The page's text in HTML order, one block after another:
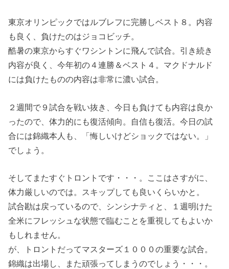
東京オリンピックではルブレフに完勝しベスト８。内容
も良く、負けたのはジョコビッチ。
酷暑の東京からすぐワシントンに飛んで試合。引き続き
内容が良く、今年初の４連勝＆ベスト４。マクドナルド
には負けたものの内容は非常に濃い試合。
２週間で９試合を戦い抜き、今日も負けても内容は良か
ったので、体力的にも復活傾向。自信も復活。今日の試
合には錦織本人も、「悔しいけどショックではない。」
でしょう。
そしてまたすぐトロントです・・・。ここはさすがに、
体力厳しいのでは。スキップしても良いくらいかと。
試合勘は戻っているので、シンシナティと、１週明けた
全米にフレッシュな状態で臨むことを重視してもよいか
もしれません。
が、トロントだってマスターズ１０００の重要な試合。
錦織は出場し、また頑張ってしまうのでしょう・・・。